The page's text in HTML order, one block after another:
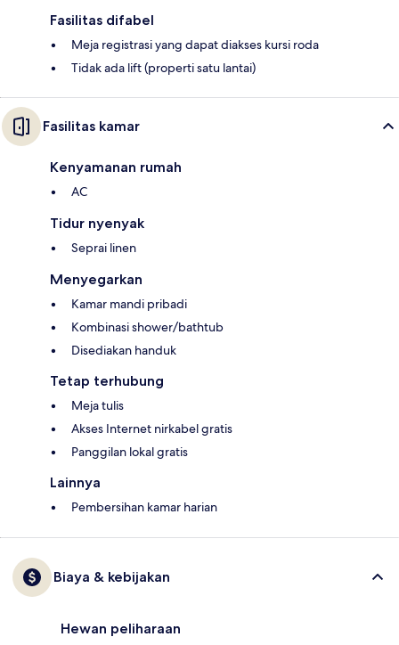
Fasilitas difabel
Meja registrasi yang dapat diakses kursi roda
Tidak ada lift (properti satu lantai)
Fasilitas kamar
Kenyamanan rumah
AC
Tidur nyenyak
Seprai linen
Menyegarkan
Kamar mandi pribadi
Kombinasi shower/bathtub
Disediakan handuk
Tetap terhubung
Meja tulis
Akses Internet nirkabel gratis
Panggilan lokal gratis
Lainnya
Pembersihan kamar harian
Biaya & kebijakan
Hewan peliharaan